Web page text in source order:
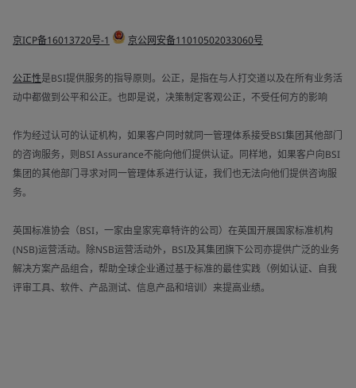
京ICP备16013720号-1 京公网安备11010502033060号
公正性是BSI提供服务的指导原则。公正，是指在与人打交道以及在所有业务活
动中都做到公平和公正。也即是说，决策制定客观公正，不受任何方的影响
作为经过认可的认证机构，如果客户同时就同一管理体系接受BSI集团其他部门
的咨询服务，则BSI Assurance不能向他们提供认证。同样地，如果客户向BSI
集团的其他部门寻求对同一管理体系进行认证，我们也无法向他们提供咨询服
务。
英国标准协会（BSI，一家由皇家宪章特许的公司）在英国开展国家标准机构
(NSB)运营活动。除NSB运营活动外，BSI及其集团旗下公司亦提供广泛的业务
解决方案产品组合，帮助全球企业通过基于标准的最佳实践（例如认证、自我
评审工具、软件、产品测试、信息产品和培训）来提高业绩。